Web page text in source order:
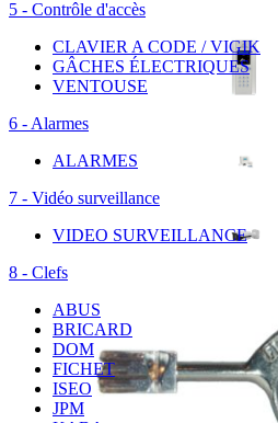
5 - Contrôle d'accès
CLAVIER A CODE / VIGIK
GÂCHES ÉLECTRIQUES
VENTOUSE
6 - Alarmes
ALARMES
7 - Vidéo surveillance
VIDEO SURVEILLANCE
8 - Clefs
ABUS
BRICARD
DOM
FICHET
ISEO
JPM